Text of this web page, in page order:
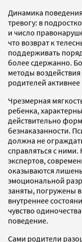
Динамика
тревогу: в
и число
что возврат к
поддерживать
более сдержанно.
методы
родителей активнее
Чрезмерная
ребенка,
действительно
безнаказанности.
должна не
справляться с
экспертов,
оказываются
эмоциональной
заняты, погружены
внутреннее
чувство
поведение.
Сами родители